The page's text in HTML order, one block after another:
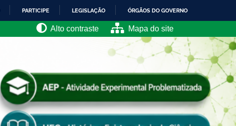
PARTICIPE LEGISLAÇÃO ÓRGÃOS DO GOVERNO
Alto contraste Mapa do site